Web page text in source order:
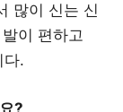
많이 신는 신
이 편하고
다.
?